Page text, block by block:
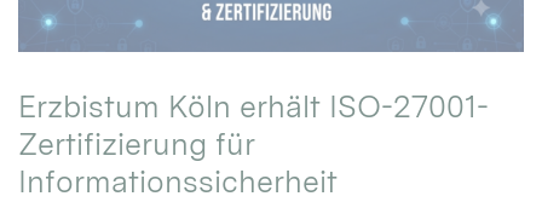
Erzbistum Köln erhält ISO-27001-
Zertifizierung für
Informationssicherheit